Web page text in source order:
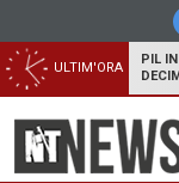
ULTIM'ORA
PIL